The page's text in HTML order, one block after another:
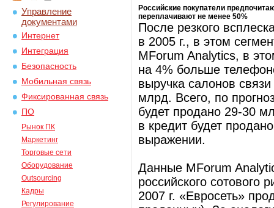
Управление
документами
Интернет
Интеграция
Безопасность
Мобильная связь
Фиксированная связь
ПО
Рынок ПК
Маркетинг
Торговые сети
Оборудование
Outsourcing
Кадры
Регулирование
Российские покупатели
переплачивают не менее 50%
После резкого
в 2005 г., в этом
MForum Analytics, в
на 4% больше
выручка салонов
млрд. Всего, по
будет продано 29-30
в кредит будет
выражении.
Данные MForum
российского
2007 г. «Евросеть»